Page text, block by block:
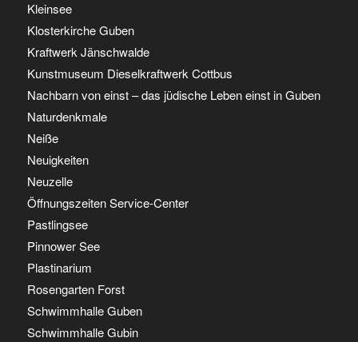
Kleinsee
Klosterkirche Guben
Kraftwerk Jänschwalde
Kunstmuseum Dieselkraftwerk Cottbus
Nachbarn von einst – das jüdische Leben einst in Guben
Naturdenkmale
Neiße
Neuigkeiten
Neuzelle
Öffnungszeiten Service-Center
Pastlingsee
Pinnower See
Plastinarium
Rosengarten Forst
Schwimmhalle Guben
Schwimmhalle Gubin